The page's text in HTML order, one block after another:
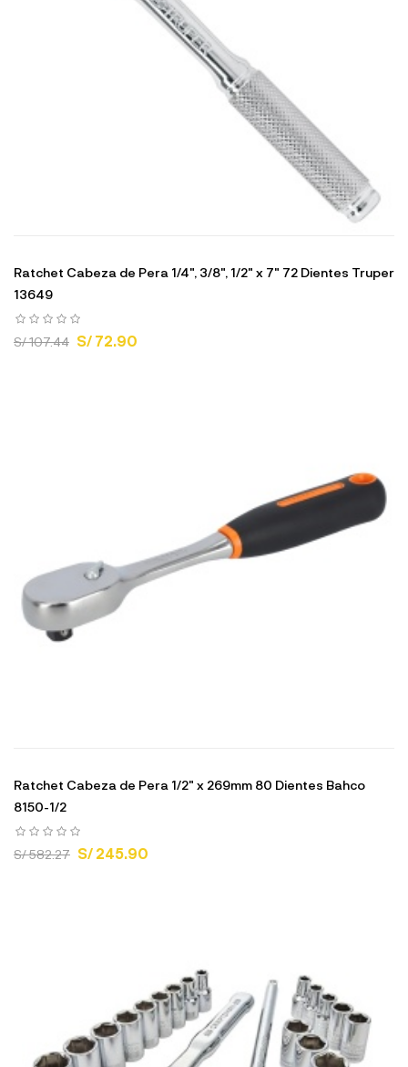
Ratchet Cabeza de Pera 1/4", 3/8", 1/2" x 7" 72 Dientes Truper
13649
S/ 107.44 S/ 72.90
Ratchet Cabeza de Pera 1/2" x 269mm 80 Dientes Bahco
8150-1/2
S/ 582.27 S/ 245.90